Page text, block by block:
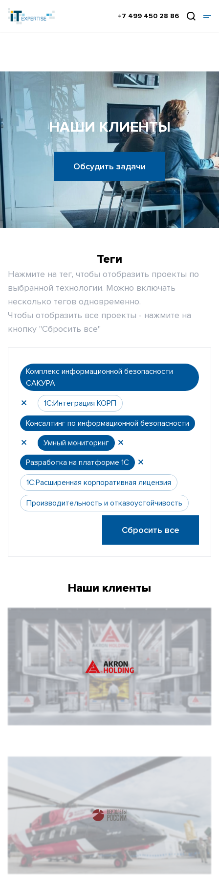
+7 499 450 28 86
НАШИ КЛИЕНТЫ
Обсудить задачи
Теги
Нажмите на тег, чтобы отобразить проекты по
выбранной технологии. Можно включать
несколько тегов одновременно.
Чтобы отобразить все проекты - нажмите на
кнопку "Сбросить все"
Комплекс информационной безопасности
САКУРА
1С:Интеграция КОРП
Консалтинг по информационной безопасности
Умный мониторинг
Разработка на платформе 1С
1С:Расширенная корпоративная лицензия
Производительность и отказоустойчивость
Сбросить все
Наши клиенты